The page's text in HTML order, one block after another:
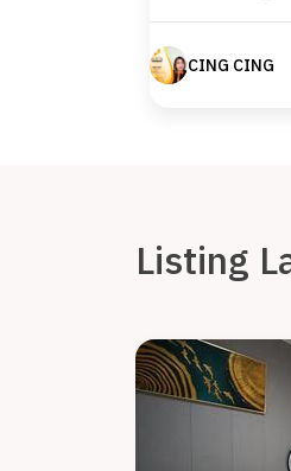
CING CING
Listing